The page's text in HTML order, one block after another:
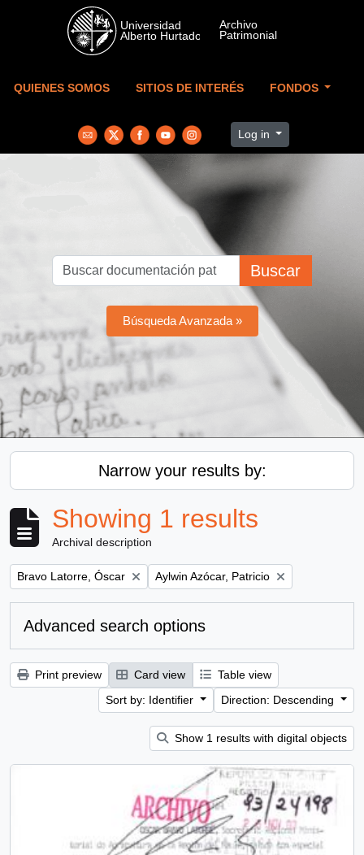
Skip to main content
QUIENES SOMOS SITIOS DE INTERÉS FONDOS
Log in
Buscar
Búsqueda Avanzada »
Narrow your results by:
Showing 1 results
Archival description
Remove filter:
Bravo Latorre, Óscar Remove filter:
Aylwin Azócar, Patricio
Advanced search options
Print preview Card view
Table view
Sort by: Identifier
Direction: Descending
Show 1 results with digital objects